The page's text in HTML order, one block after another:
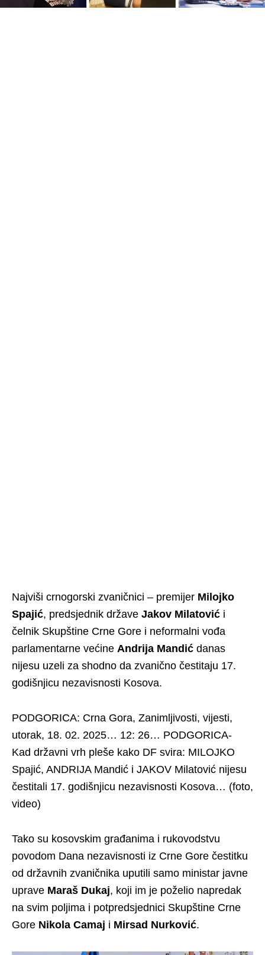
Najviši crnogorski zvaničnici – premijer Milojko
Spajić, predsjednik države Jakov Milatović i
čelnik Skupštine Crne Gore i neformalni vođa
parlamentarne većine Andrija Mandić danas
nijesu uzeli za shodno da zvanično čestitaju 17.
godišnjicu nezavisnosti Kosova.
PODGORICA: Crna Gora, Zanimljivosti, vijesti,
utorak, 18. 02. 2025… 12: 26… PODGORICA-
Kad državni vrh pleše kako DF svira: MILOJKO
Spajić, ANDRIJA Mandić i JAKOV Milatović nijesu
čestitali 17. godišnjicu nezavisnosti Kosova… (foto,
video)
Tako su kosovskim građanima i rukovodstvu
povodom Dana nezavisnosti iz Crne Gore čestitku
od državnih zvaničnika uputili samo ministar javne
uprave Maraš Dukaj, koji im je poželio napredak
na svim poljima i potpredsjednici Skupštine Crne
Gore Nikola Camaj i Mirsad Nurković.